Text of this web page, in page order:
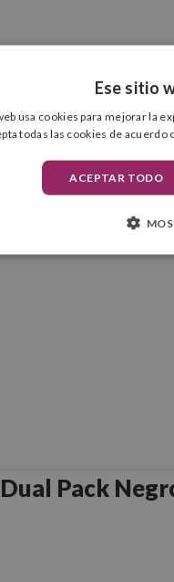
Negro Original
Pack
Ese sitio
usa cookies para mejorar la
todas las cookies de
ACEPTAR TODO